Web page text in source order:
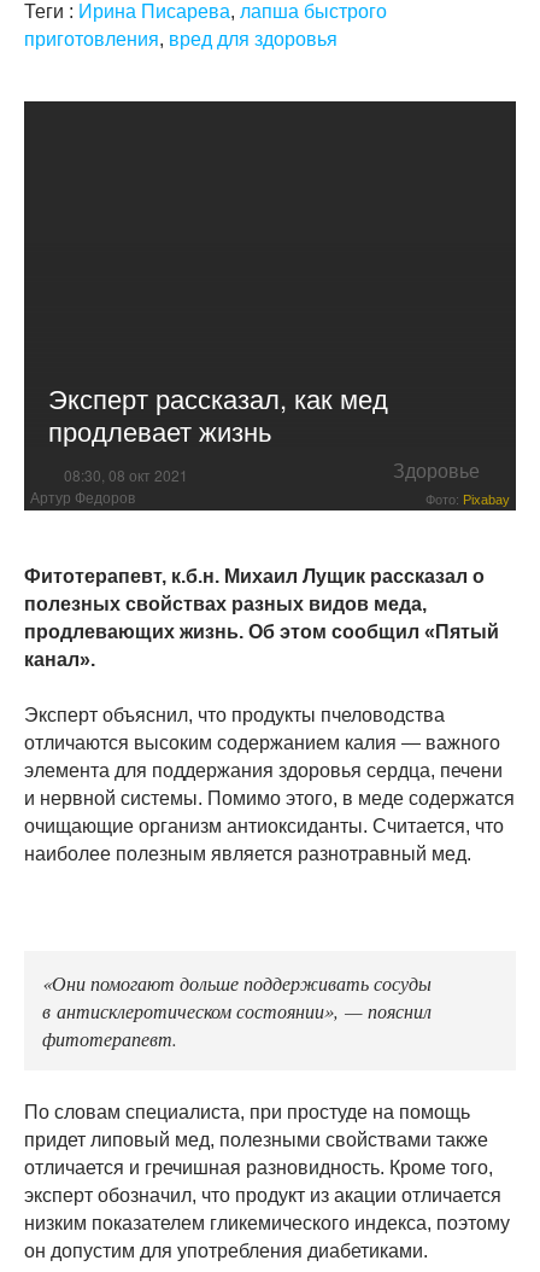
Теги : Ирина Писарева, лапша быстрого
приготовления, вред для здоровья
Эксперт рассказал, как мед
продлевает жизнь
08:30, 08 окт 2021 Здоровье
Артур Федоров Фото: Pixabay
Фитотерапевт, к.б.н. Михаил Лущик рассказал о
полезных свойствах разных видов меда,
продлевающих жизнь. Об этом сообщил «Пятый
канал».
Эксперт объяснил, что продукты пчеловодства
отличаются высоким содержанием калия — важного
элемента для поддержания здоровья сердца, печени
и нервной системы. Помимо этого, в меде содержатся
очищающие организм антиоксиданты. Считается, что
наиболее полезным является разнотравный мед.
«Они помогают дольше поддерживать сосуды
в антисклеротическом состоянии», — пояснил
фитотерапевт.
По словам специалиста, при простуде на помощь
придет липовый мед, полезными свойствами также
отличается и гречишная разновидность. Кроме того,
эксперт обозначил, что продукт из акации отличается
низким показателем гликемического индекса, поэтому
он допустим для употребления диабетиками.